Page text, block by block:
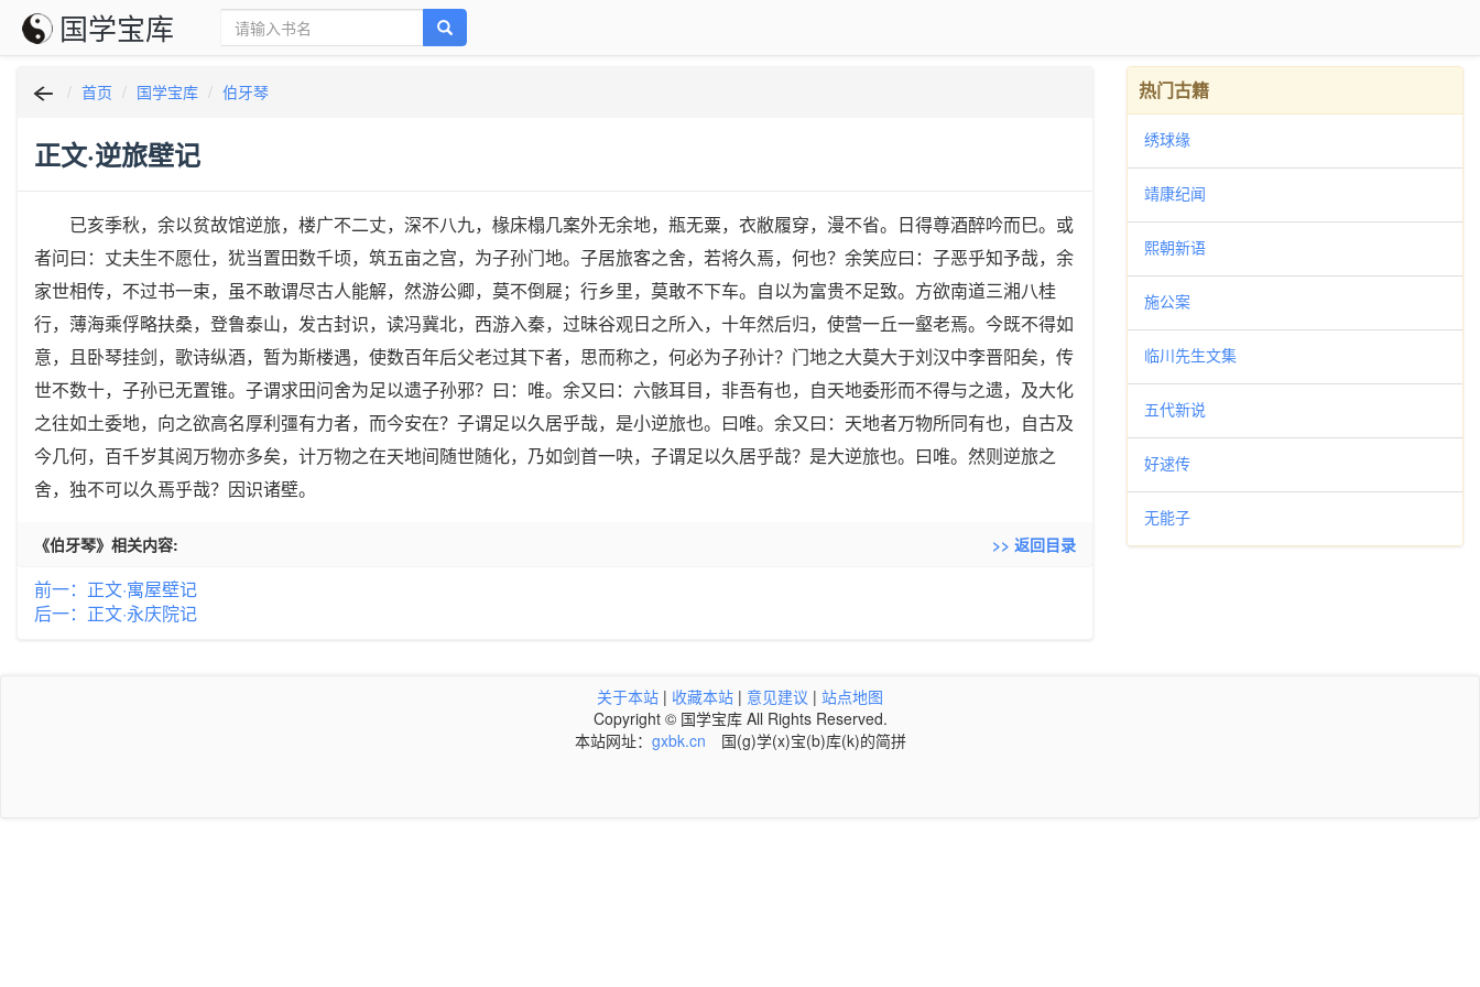
国学宝库
首页 国学宝库 伯牙琴
正文·逆旅壁记
已亥季秋，余以贫故馆逆旅，楼广不二丈，深不八九，椽床榻几案外无余地，瓶无粟，衣敝履穿，漫不省。日得尊酒醉吟而巳。或
者问曰：丈夫生不愿仕，犹当置田数千顷，筑五亩之宫，为子孙门地。子居旅客之舍，若将久焉，何也？余笑应曰：子恶乎知予哉，余
家世相传，不过书一束，虽不敢谓尽古人能解，然游公卿，莫不倒屣；行乡里，莫敢不下车。自以为富贵不足致。方欲南道三湘八桂
行，薄海乘俘略扶桑，登鲁泰山，发古封识，读冯冀北，西游入秦，过昧谷观日之所入，十年然后归，使营一丘一壑老焉。今既不得如
意，且卧琴挂剑，歌诗纵酒，暂为斯楼遇，使数百年后父老过其下者，思而称之，何必为子孙计？门地之大莫大于刘汉中李晋阳矣，传
世不数十，子孙已无置锥。子谓求田问舍为足以遗子孙邪？曰：唯。余又曰：六骸耳目，非吾有也，自天地委形而不得与之遗，及大化
之往如土委地，向之欲高名厚利彊有力者，而今安在？子谓足以久居乎哉，是小逆旅也。曰唯。余又曰：天地者万物所同有也，自古及
今几何，百千岁其阅万物亦多矣，计万物之在天地间随世随化，乃如剑首一吷，子谓足以久居乎哉？是大逆旅也。曰唯。然则逆旅之
舍，独不可以久焉乎哉？因识诸壁。
《伯牙琴》相关内容: >> 返回目录
前一：正文·寓屋壁记
后一：正文·永庆院记
热门古籍
绣球缘
靖康纪闻
熙朝新语
施公案
临川先生文集
五代新说
好逑传
无能子
关于本站 | 收藏本站 | 意见建议 | 站点地图
Copyright © 国学宝库 All Rights Reserved.
本站网址： gxbk.cn 国(g)学(x)宝(b)库(k)的简拼